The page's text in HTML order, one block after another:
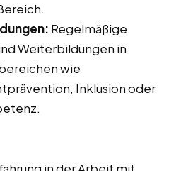
Regelmäßige
Weiterbildungen in
wie
Inklusion oder